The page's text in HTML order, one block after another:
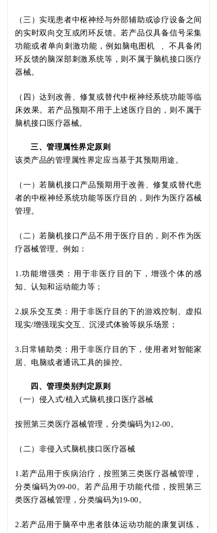
（三）实现患者中枢神经与外部辅助或诊疗设备之间
的实时双向交互或闭环反馈。 若产品仅具备信号采集
功能或者单向刺激功能 ，例 如脑电图机
、不具备闭
环反馈的脑深部刺激系统等 ，则不属于脑机接口医疗
器械。
（四）达到改善、修复或替代中枢神经系统功能等临
床效果。若产品预期不用于上述医疗目的，则不属于
脑机接口医疗器械。
三、管理属性界定原则
该类产品的管理属性界定应当基于其预期用途。
（一）若脑机接口产品预期用于改善、修复或替代患
者的中枢神经系统功能等医疗目的，则作为医疗器械
管理。
（二）若脑机接口产品不用于医疗目的，则不作为医
疗器械管理。例如：
1.功能增强类：用于非医疗目的下，增强个体的感
知、认知和运动能力等；
2.娱乐交互类：用于非医疗目的下的游戏控制、虚拟
现实/增强现实交互、沉浸式体验等娱乐场景；
3.日常辅助类：用于非医疗目的下，使用者对智能家
居、电脑或者通讯工具的操控。
四、管理类别判定原则
（一） 侵入式/植入式脑机接口医疗器械
按照第三类医疗器械管理， 分类编码为12-00。
（二）非侵入式脑机接口医疗器械
1.若产品用于疾病治疗，按照第三类医疗器械管理，
分类编码为09-00。若产品用于功能代偿，按照第三
类医疗器械管理，分类编码为19-00。
2.若产品用于脑卒中 患者肢体运动功能的康复训练 ，